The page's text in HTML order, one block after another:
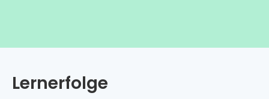
Lernerfolge